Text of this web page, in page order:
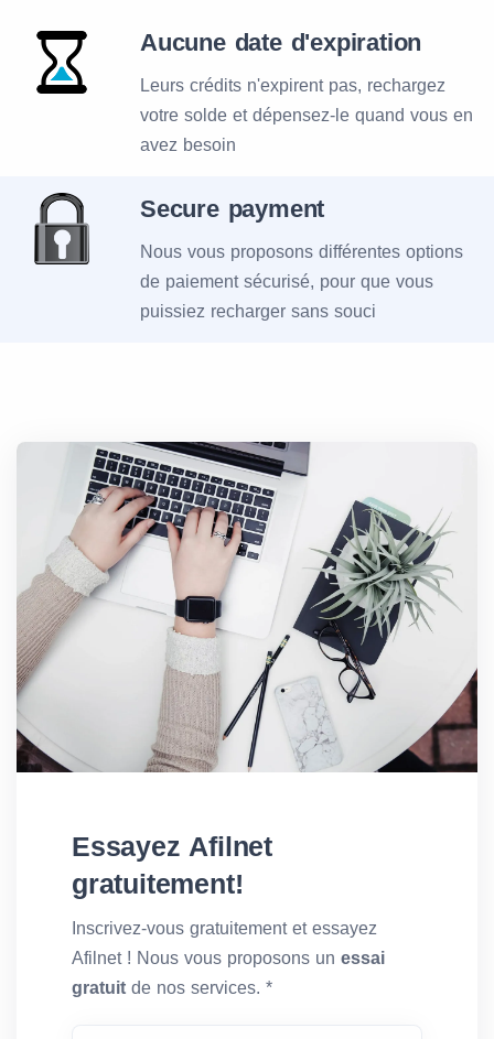
Aucune date d'expiration
Leurs crédits n'expirent pas, rechargez
votre solde et dépensez-le quand vous en
avez besoin
Secure payment
Nous vous proposons différentes options
de paiement sécurisé, pour que vous
puissiez recharger sans souci
Essayez Afilnet
gratuitement!
Inscrivez-vous gratuitement et essayez
Afilnet ! Nous vous proposons un essai
gratuit de nos services. *